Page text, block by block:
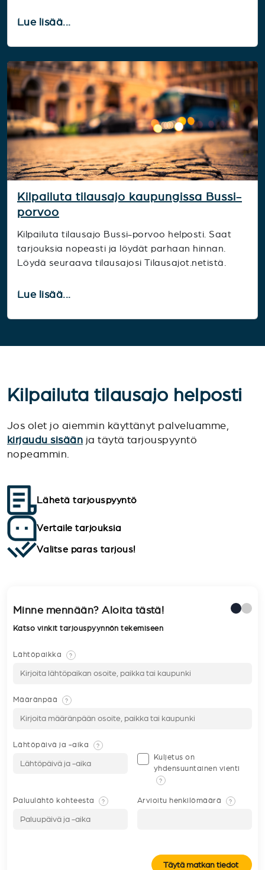
Lue lisää...
Kilpailuta tilausajo kaupungissa Bussi-
porvoo
Kilpailuta tilausajo Bussi-porvoo helposti. Saat
tarjouksia nopeasti ja löydät parhaan hinnan.
Löydä seuraava tilausajosi Tilausajot.netistä.
Lue lisää...
Kilpailuta tilausajo helposti
Jos olet jo aiemmin käyttänyt palveluamme,
kirjaudu sisään ja täytä tarjouspyyntö
nopeammin.
Lähetä tarjouspyyntö
Vertaile tarjouksia
Valitse paras tarjous!
Minne mennään? Aloita tästä!
Katso vinkit tarjouspyynnön tekemiseen
Lähtöpaikka ?
Määränpää ?
Lähtöpäivä ja -aika ?
Kuljetus on
yhdensuuntainen vienti
?
Paluulähtö kohteesta ? Arvioitu henkilömäärä ?
Täytä matkan tiedot